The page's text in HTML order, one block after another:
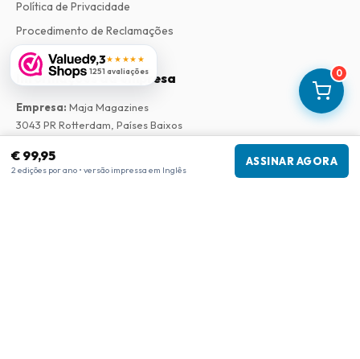
0
€ 99,95
2 edições por ano • versão impressa em Inglês
ASSINAR AGORA
9,3★★★★★
1251 avaliações
Política de Privacidade
Procedimento de Reclamações
Informações da empresa
Empresa: Maja Magazines
3043 PR Rotterdam, Países Baixos
Câmara de Comércio